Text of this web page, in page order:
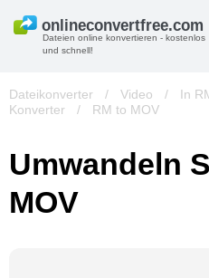
Dateien online konvertieren - kostenlos
und schnell!
Dateikonverter / Video / In
Konverter
/ RM to MOV
Umwandeln
MOV